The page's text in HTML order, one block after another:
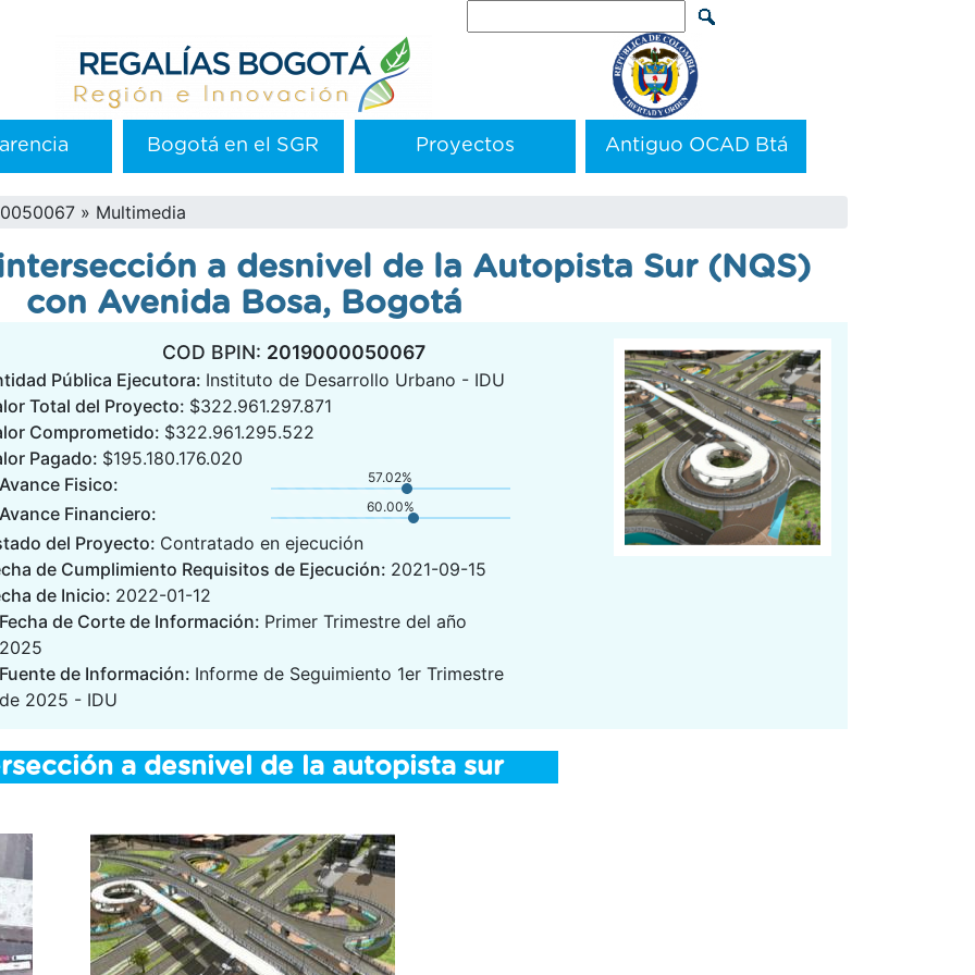
Bogotá en el SGR Proyectos Antiguo OCAD Btá
Multimedia
a desnivel de la Autopista Sur (NQS)
con Avenida Bosa, Bogotá
COD BPIN: 2019000050067
Pública Ejecutora: Instituto de Desarrollo Urbano - IDU
Total del Proyecto: $322.961.297.871
Comprometido: $322.961.295.522
Pagado: $195.180.176.020
Avance Fisico:
57.02%
Avance Financiero: 60.00%
del Proyecto: Contratado en ejecución
de Cumplimiento Requisitos de Ejecución: 2021-09-15
de Inicio: 2022-01-12
Fecha de Corte de Información: Primer Trimestre del año
2025
Fuente de Información: Informe de Seguimiento 1er Trimestre
de 2025 - IDU
a desnivel de la autopista sur